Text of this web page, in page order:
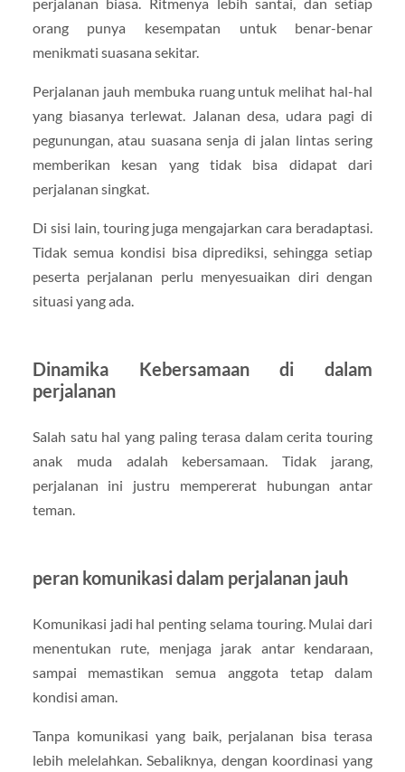
orang punya kesempatan untuk benar-benar
menikmati suasana sekitar.
Perjalanan jauh membuka ruang untuk melihat hal-hal
yang biasanya terlewat. Jalanan desa, udara pagi di
pegunungan, atau suasana senja di jalan lintas sering
memberikan kesan yang tidak bisa didapat dari
perjalanan singkat.
Di sisi lain, touring juga mengajarkan cara beradaptasi.
Tidak semua kondisi bisa diprediksi, sehingga setiap
peserta perjalanan perlu menyesuaikan diri dengan
situasi yang ada.
Dinamika Kebersamaan di dalam
perjalanan
Salah satu hal yang paling terasa dalam cerita touring
anak muda adalah kebersamaan. Tidak jarang,
perjalanan ini justru mempererat hubungan antar
teman.
peran komunikasi dalam perjalanan jauh
Komunikasi jadi hal penting selama touring. Mulai dari
menentukan rute, menjaga jarak antar kendaraan,
sampai memastikan semua anggota tetap dalam
kondisi aman.
Tanpa komunikasi yang baik, perjalanan bisa terasa
lebih melelahkan. Sebaliknya, dengan koordinasi yang